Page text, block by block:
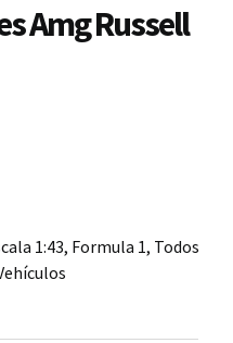
Amg Russell
1:43, Formula 1, Todos